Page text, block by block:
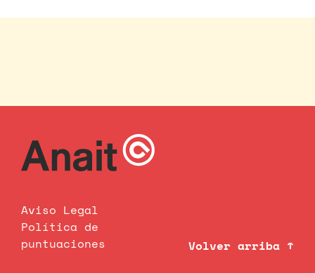
Aviso Legal
Política de
puntuaciones
Volver arriba ↑